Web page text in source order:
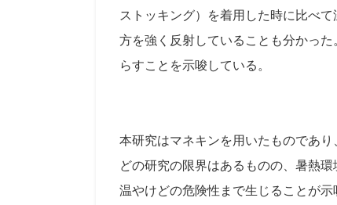
ストッキング）を着用した時に比べ
方を強く反射していることも分かっ
らすことを示唆している。
本研究はマネキンを用いたものであ
どの研究の限界はあるものの、暑熱
温やけどの危険性まで生じることが